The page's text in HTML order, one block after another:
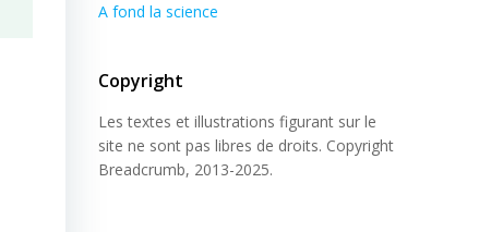
A fond la science
Copyright
Les textes et illustrations figurant sur le
site ne sont pas libres de droits. Copyright
Breadcrumb, 2013-2025.